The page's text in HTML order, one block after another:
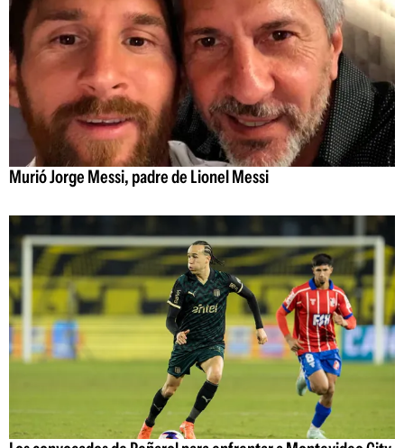
Murió Jorge Messi, padre de Lionel Messi